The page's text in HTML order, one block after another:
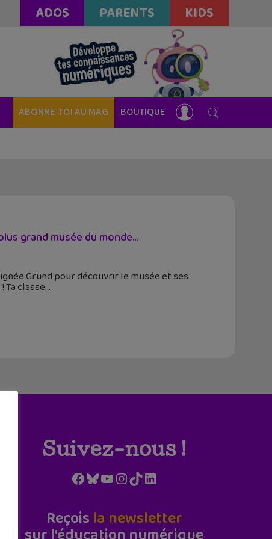
ADOS PARENTS KIDS
ABONNE-TOI AU MAG BOUTIQUE
grand musée du monde...
Gründ pour découvrir le musée et ses
classe
Suivez-nous !
Facebook
Bluesky
YouTube
Instagram
TikTokLinkedIn
Reçois la newsletter